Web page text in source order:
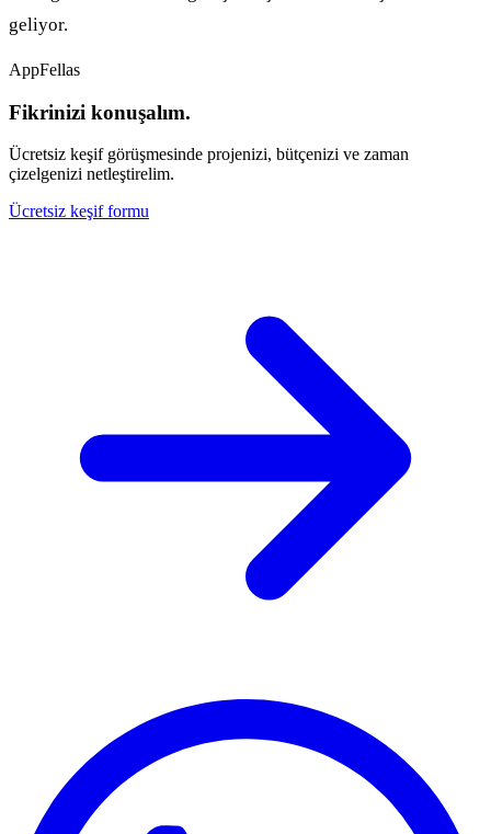
geliyor.
AppFellas
Fikrinizi konuşalım.
Ücretsiz keşif görüşmesinde projenizi, bütçenizi ve zaman
çizelgenizi netleştirelim.
Ücretsiz keşif formu